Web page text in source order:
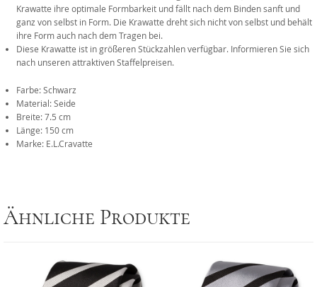
Krawatte ihre optimale Formbarkeit und fällt nach dem Binden sanft und
ganz von selbst in Form. Die Krawatte dreht sich nicht von selbst und behält
ihre Form auch nach dem Tragen bei.
Diese Krawatte ist in größeren Stückzahlen verfügbar. Informieren Sie sich
nach unseren attraktiven Staffelpreisen.
Farbe: Schwarz
Material: Seide
Breite: 7.5 cm
Länge: 150 cm
Marke: E.L.Cravatte
Ähnliche Produkte